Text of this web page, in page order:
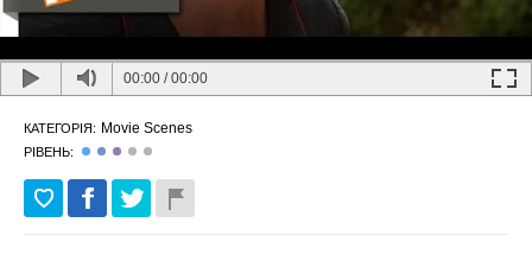
00:00 /00:00
КАТЕГОРІЯ: Movie Scenes
РІВЕНЬ: